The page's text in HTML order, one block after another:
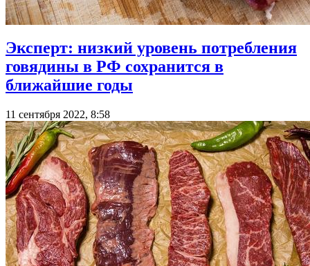
Эксперт: низкий уровень потребления
говядины в РФ сохранится в
ближайшие годы
11 сентября 2022, 8:58